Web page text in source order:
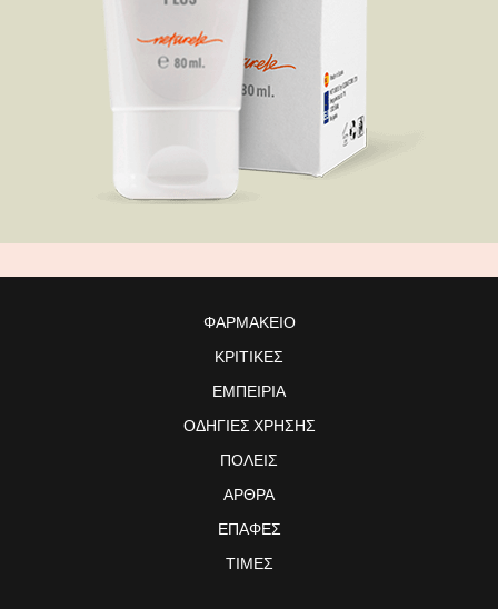
ΦΑΡΜΑΚΕΊΟ
ΚΡΙΤΙΚΈΣ
ΕΜΠΕΙΡΊΑ
ΟΔΗΓΊΕΣ ΧΡΉΣΗΣ
ΠΌΛΕΙΣ
ΆΡΘΡΑ
ΕΠΑΦΈΣ
ΤΙΜΈΣ